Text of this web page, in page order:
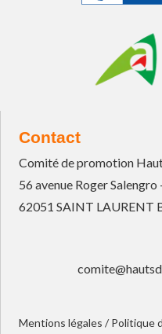
Contact
Comité de promotion
56 avenue Roger Salengro
62051 SAINT LAURENT
Mentions légales / Politique